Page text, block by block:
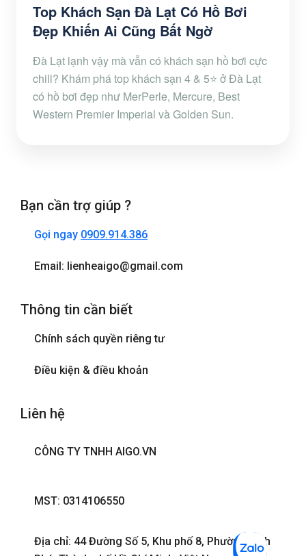
Top Khách Sạn Đà Lạt Có Hồ Bơi
Đẹp Khiến Ai Cũng Bất Ngờ
Đà Lạt lạnh vậy mà vẫn có khách sạn hồ bơi cực
chill? Khám phá top khách sạn 4 & 5⭐ ở Đà Lạt
có hồ bơi đẹp như MerPerle, Mercure, Best
Western Premier Imperial và Golden Sun.
Bạn cần trợ giúp ?
Gọi ngay 0909.914.386
Email: lienheaigo@gmail.com
Thông tin cần biết
Chính sách quyền riêng tư
Điều kiện & điều khoản
Liên hệ
CÔNG TY TNHH AIGO.VN
MST: 0314106550
Địa chỉ: 44 Đường Số 5, Khu phố 8, Phường Bình